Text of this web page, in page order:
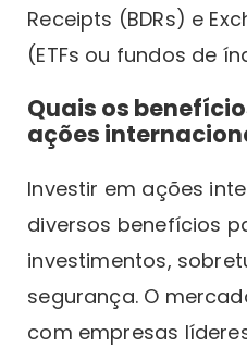
Receipts (BDRs) e
(ETFs ou fundos de
Quais os
ações
Investir em ações
diversos benefícios
investimentos,
segurança. O
com empresas